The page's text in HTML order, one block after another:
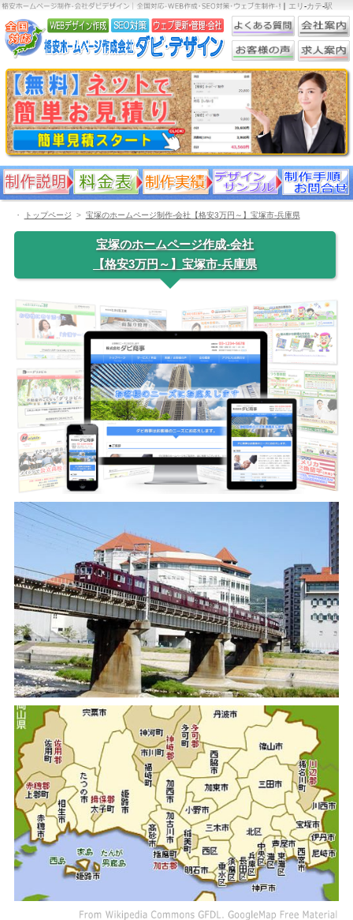
｜ エリ-カテ-駅
・ トップページ 宝塚のホームページ制作-会社【格安3万円～】宝塚市-兵庫県
宝塚のホームページ作成-会社
【格安3万円～】宝塚市-兵庫県